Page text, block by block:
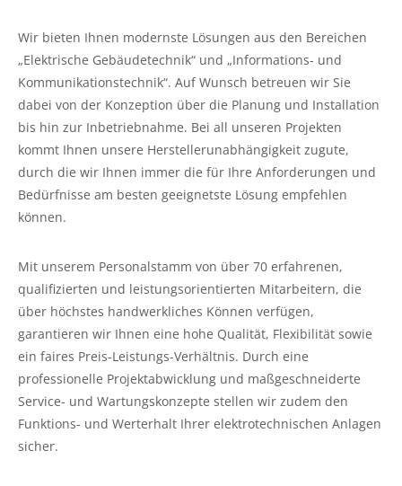
Wir bieten Ihnen modernste Lösungen aus den Bereichen
„Elektrische Gebäudetechnik“ und „Informations- und
Kommunikationstechnik“. Auf Wunsch betreuen wir Sie
dabei von der Konzeption über die Planung und Installation
bis hin zur Inbetriebnahme. Bei all unseren Projekten
kommt Ihnen unsere Herstellerunabhängigkeit zugute,
durch die wir Ihnen immer die für Ihre Anforderungen und
Bedürfnisse am besten geeignetste Lösung empfehlen
können.
Mit unserem Personalstamm von über 70 erfahrenen,
qualifizierten und leistungsorientierten Mitarbeitern, die
über höchstes handwerkliches Können verfügen,
garantieren wir Ihnen eine hohe Qualität, Flexibilität sowie
ein faires Preis-Leistungs-Verhältnis. Durch eine
professionelle Projektabwicklung und maßgeschneiderte
Service- und Wartungskonzepte stellen wir zudem den
Funktions- und Werterhalt Ihrer elektrotechnischen Anlagen
sicher.